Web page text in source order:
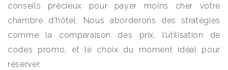
conseils précieux pour payer moins cher votre
chambre d’hôtel. Nous aborderons des stratégies
comme la comparaison des prix, l’utilisation de
codes promo, et le choix du moment idéal pour
réserver.